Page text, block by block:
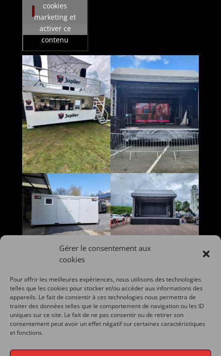
Gérer le consentement aux
cookies
Pour offrir les meilleures expériences, nous utilisons des technologies
telles que les cookies pour stocker et/ou accéder aux informations des
appareils. Le fait de consentir à ces technologies nous permettra de
traiter des données telles que le comportement de navigation ou les ID
uniques sur ce site. Le fait de ne pas consentir ou de retirer son
consentement peut avoir un effet négatif sur certaines caractéristiques
et fonctions.
Lt location
cookies
marketing et
activer ce
contenu